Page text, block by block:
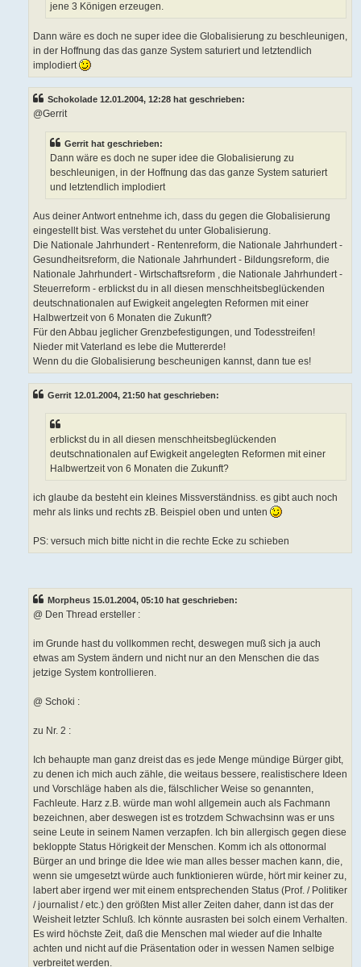
jene 3 Königen erzeugen.
Dann wäre es doch ne super idee die Globalisierung zu beschleunigen,
in der Hoffnung das das ganze System saturiert und letztendlich
implodiert
Schokolade 12.01.2004, 12:28 hat geschrieben:
@Gerrit
Gerrit hat geschrieben:
Dann wäre es doch ne super idee die Globalisierung zu
beschleunigen, in der Hoffnung das das ganze System saturiert
und letztendlich implodiert
Aus deiner Antwort entnehme ich, dass du gegen die Globalisierung
eingestellt bist. Was verstehet du unter Globalisierung.
Die Nationale Jahrhundert - Rentenreform, die Nationale Jahrhundert -
Gesundheitsreform, die Nationale Jahrhundert - Bildungsreform, die
Nationale Jahrhundert - Wirtschaftsreform , die Nationale Jahrhundert -
Steuerreform - erblickst du in all diesen menschheitsbeglückenden
deutschnationalen auf Ewigkeit angelegten Reformen mit einer
Halbwertzeit von 6 Monaten die Zukunft?
Für den Abbau jeglicher Grenzbefestigungen, und Todesstreifen!
Nieder mit Vaterland es lebe die Muttererde!
Wenn du die Globalisierung bescheunigen kannst, dann tue es!
Gerrit 12.01.2004, 21:50 hat geschrieben:
erblickst du in all diesen menschheitsbeglückenden
deutschnationalen auf Ewigkeit angelegten Reformen mit einer
Halbwertzeit von 6 Monaten die Zukunft?
ich glaube da besteht ein kleines Missverständniss. es gibt auch noch
mehr als links und rechts zB. Beispiel oben und unten
PS: versuch mich bitte nicht in die rechte Ecke zu schieben
Morpheus 15.01.2004, 05:10 hat geschrieben:
@ Den Thread ersteller :
im Grunde hast du vollkommen recht, deswegen muß sich ja auch
etwas am System ändern und nicht nur an den Menschen die das
jetzige System kontrollieren.
@ Schoki :
zu Nr. 2 :
Ich behaupte man ganz dreist das es jede Menge mündige Bürger gibt,
zu denen ich mich auch zähle, die weitaus bessere, realistischere Ideen
und Vorschläge haben als die, fälschlicher Weise so genannten,
Fachleute. Harz z.B. würde man wohl allgemein auch als Fachmann
bezeichnen, aber deswegen ist es trotzdem Schwachsinn was er uns
seine Leute in seinem Namen verzapfen. Ich bin allergisch gegen diese
bekloppte Status Hörigkeit der Menschen. Komm ich als ottonormal
Bürger an und bringe die Idee wie man alles besser machen kann, die,
wenn sie umgesetzt würde auch funktionieren würde, hört mir keiner zu,
labert aber irgend wer mit einem entsprechenden Status (Prof. / Politiker
/ journalist / etc.) den größten Mist aller Zeiten daher, dann ist das der
Weisheit letzter Schluß. Ich könnte ausrasten bei solch einem Verhalten.
Es wird höchste Zeit, daß die Menschen mal wieder auf die Inhalte
achten und nicht auf die Präsentation oder in wessen Namen selbige
verbreitet werden.